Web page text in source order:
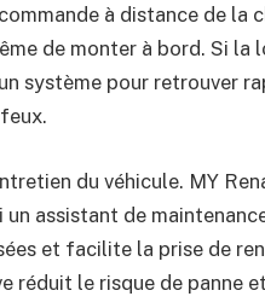
à distance de
de monter à bord. Si
système pour retrouver
du véhicule. MY
assistant de
et facilite la prise de
réduit le risque de panne